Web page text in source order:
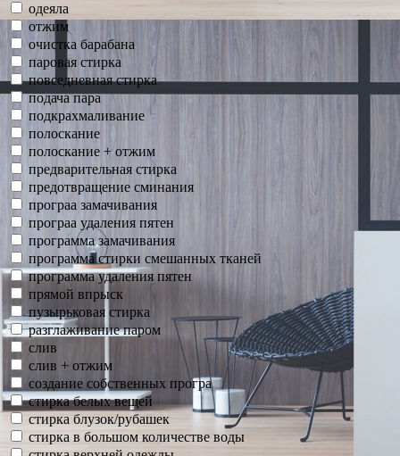
одеяла
отжим
очистка барабана
паровая стирка
повседневная стирка
подача пара
подкрахмаливание
полоскание
полоскание + отжим
предварительная стирка
предотвращение сминания
програа замачивания
програа удаления пятен
программа замачивания
программа стирки смешанных тканей
программа удаления пятен
прямой впрыск
пузырьковая стирка
разглаживание паром
слив
слив + отжим
создание собственных програ
стирка белых вещей
стирка блузок/рубашек
стирка в большом количестве воды